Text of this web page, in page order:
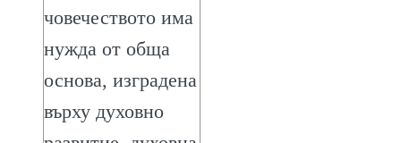
човечеството има
нужда от обща
основа, изградена
върху духовно